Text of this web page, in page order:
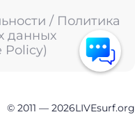
/ Политика
данных
Policy)
© 2011 — 2026LIVEsurf.org